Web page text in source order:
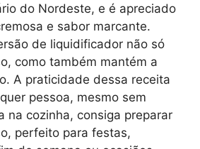
do Nordeste, e é apreciado
e sabor marcante.
de liquidificador não só
como também mantém a
A praticidade dessa receita
pessoa, mesmo sem
na cozinha, consiga preparar
perfeito para festas,